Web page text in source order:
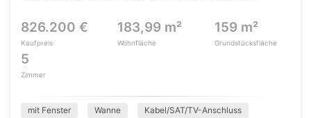
826.200 €
Kaufpreis
183,99 m²
Wohnfläche
159 m²
Grundstücksfläche
5
Zimmer
mit Fenster Wanne Kabel/SAT/TV-Anschluss